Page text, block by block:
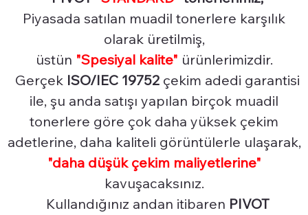
Piyasada satılan muadil tonerlere karşılık
olarak üretilmiş,
üstün "Spesiyal kalite" ürünlerimizdir.
Gerçek ISO/IEC 19752 çekim adedi garantisi
ile, şu anda satışı yapılan birçok muadil
tonerlere göre çok daha yüksek çekim
adetlerine, daha kaliteli görüntülerle ulaşarak,
"daha düşük çekim maliyetlerine"
kavuşacaksınız.
Kullandığınız andan itibaren PIVOT